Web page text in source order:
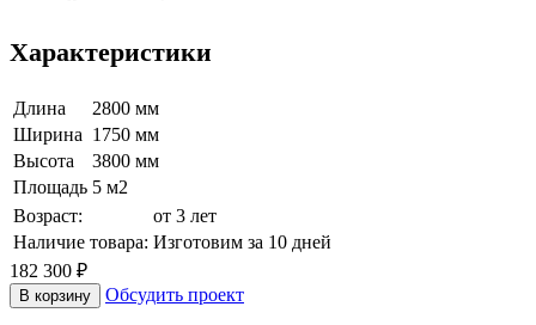
Характеристики
Длина
2800 мм
Ширина 1750 мм
Высота
3800 мм
Площадь 5 м2
Возраст:
от 3 лет
Наличие товара: Изготовим за 10 дней
182 300 ₽
В корзину Обсудить проект